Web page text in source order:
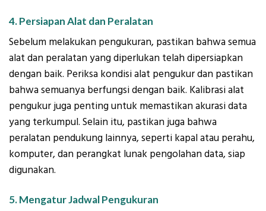
4. Persiapan Alat dan Peralatan
Sebelum melakukan pengukuran, pastikan bahwa semua
alat dan peralatan yang diperlukan telah dipersiapkan
dengan baik. Periksa kondisi alat pengukur dan pastikan
bahwa semuanya berfungsi dengan baik. Kalibrasi alat
pengukur juga penting untuk memastikan akurasi data
yang terkumpul. Selain itu, pastikan juga bahwa
peralatan pendukung lainnya, seperti kapal atau perahu,
komputer, dan perangkat lunak pengolahan data, siap
digunakan.
5. Mengatur Jadwal Pengukuran